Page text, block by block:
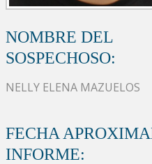
NOMBRE DEL
SOSPECHOSO:
NELLY ELENA MAZUELOS
FECHA
INFORME: